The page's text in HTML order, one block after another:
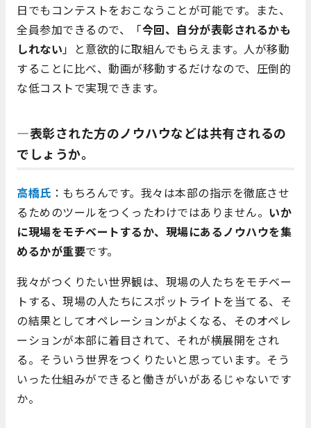
日でもコンテストをおこなうことが可能です。また、
全員参加できるので、「今回、自分が表彰されるかも
しれない」と意欲的に取組んでもらえます。人が移動
することに比べ、動画が移動するだけなので、圧倒的
な低コストで実現できます。
―表彰された方のノウハウなどは共有されるの
でしょうか。
高橋氏 ：もちろんです。我々は本部の指示を徹底させ
るためのツールをつくったわけではありません。 いか
に現場をモチベートするか、現場にあるノウハウを集
めるかが重要です。
我々がつくりたい世界観は、現場の人たちをモチベー
トする、現場の人たちにスポットライトを当てる、そ
の結果としてオペレーションがよくなる、そのオペレ
ーションが本部に着目されて、それが横展開をされ
る。そういう世界をつくりたいと思っています。そう
いった仕組みができると働きがいがあるじゃないです
か。